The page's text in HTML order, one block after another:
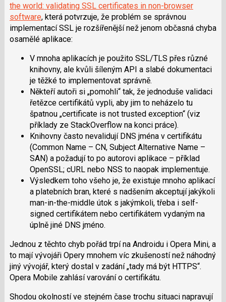
i
the world: validating SSL certificates in non-browser
software, která potvrzuje, že problém se správnou
implementací SSL je rozšířenější než jenom občasná chyba
osamělé aplikace:
V mnoha aplikacích je použito SSL/TLS přes různé
knihovny, ale kvůli šíleným API a slabé dokumentaci
je těžké to implementovat správně.
Někteří autoři si „pomohli“ tak, že jednoduše validaci
řetězce certifikátů vypli, aby jim to neházelo tu
špatnou „certificate is not trusted exception“ (viz
příklady ze StackOverflow na konci práce).
Knihovny často nevalidují DNS jména v certifikátu
(Common Name – CN, Subject Alternative Name –
SAN) a požadují to po autorovi aplikace – příklad
OpenSSL; cURL nebo NSS to naopak implementuje.
Výsledkem toho všeho je, že existuje mnoho aplikací
a platebních bran, které s nadšením akceptují jakýkoli
man-in-the-middle útok s jakýmkoli, třeba i self-
signed certifikátem nebo certifikátem vydaným na
úplně jiné DNS jméno.
Jednou z těchto chyb pořád trpí na Androidu i Opera Mini, a
to mají vývojáři Opery mnohem víc zkušeností než náhodný
jiný vývojář, který dostal v zadání „tady má být HTTPS“.
Opera Mobile zahlásí varování o certifikátu.
Shodou okolností ve stejném čase trochu situaci napravují